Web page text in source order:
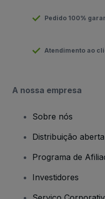
Pedido 100%
Atendimento ao
A nossa empresa
Sobre nós
Distribuição aberta
Programa de
Investidores